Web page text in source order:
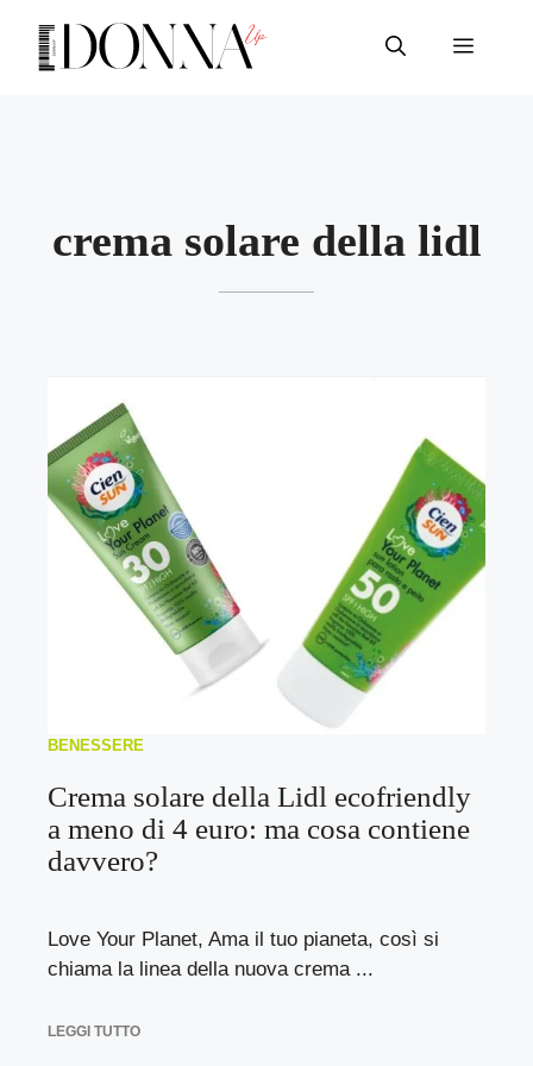
contenuto
Menu
crema solare della lidl
BENESSERE
Crema solare della Lidl ecofriendly
a meno di 4 euro: ma cosa contiene
davvero?
Love Your Planet, Ama il tuo pianeta, così si
chiama la linea della nuova crema ...
LEGGI TUTTO